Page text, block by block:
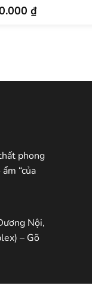
₫
phong
“của
Nội,
– Gõ